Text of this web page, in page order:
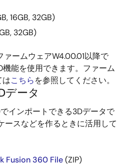
16GB, 32GB)
32GB)
ームウェアW4.00.01以降で
機能を使用できます。ファーム
はこちらを参照してください。
データ
インポートできる3Dデータで
ースなどを作るときに活用して
Fusion 360 File(ZIP)